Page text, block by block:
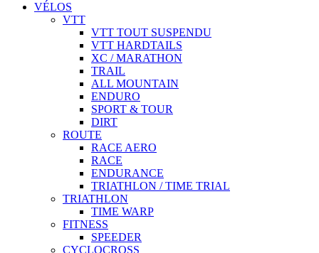
VÉLOS
VTT
VTT TOUT SUSPENDU
VTT HARDTAILS
XC / MARATHON
TRAIL
ALL MOUNTAIN
ENDURO
SPORT & TOUR
DIRT
ROUTE
RACE AERO
RACE
ENDURANCE
TRIATHLON / TIME TRIAL
TRIATHLON
TIME WARP
FITNESS
SPEEDER
CYCLOCROSS